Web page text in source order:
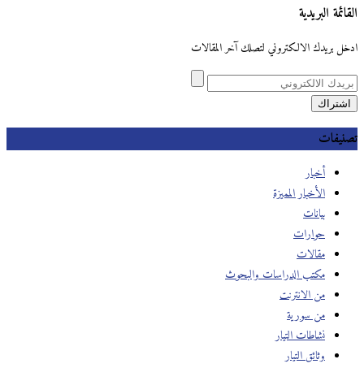
القائمة البريدية
ادخل بريدك الالكتروني لتصلك آخر المقالات
تصنيفات
أخبار
الأخبار المميزة
بيانات
حوارات
مقالات
مكتب الدراسات والبحوث
من الانترنت
من سورية
نشاطات التيار
وثائق التيار